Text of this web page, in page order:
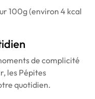
100g (environ 4 kcal
de complicité
les Pépites
quotidien.